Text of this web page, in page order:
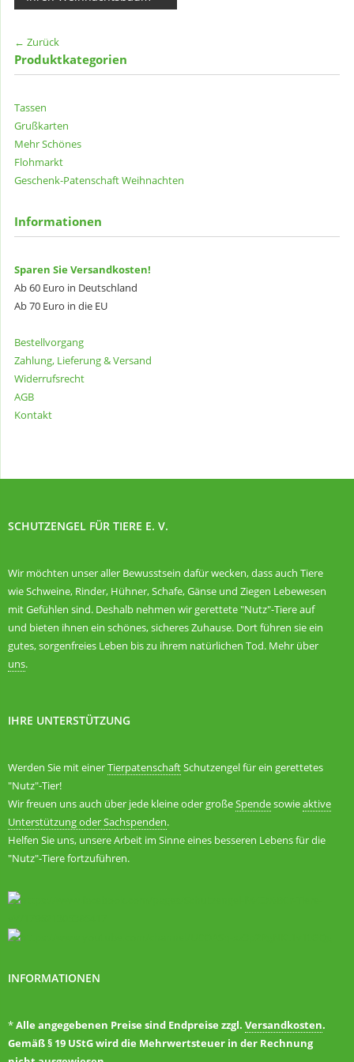
← Zurück
Produktkategorien
Tassen
Grußkarten
Mehr Schönes
Flohmarkt
Geschenk-PatenschaftWeihnachten
Informationen
Sparen Sie Versandkosten!
Ab 60 Euro in Deutschland
Ab 70 Euro in die EU
Bestellvorgang
Zahlung, Lieferung & Versand
Widerrufsrecht
AGB
Kontakt
SCHUTZENGEL FÜR TIERE E. V.
Wir möchten unser aller Bewusstsein dafür wecken, dass auch Tiere
wie Schweine, Rinder, Hühner, Schafe, Gänse und Ziegen Lebewesen
mit Gefühlen sind. Deshalb nehmen wir gerettete "Nutz"-Tiere auf
und bieten ihnen ein schönes, sicheres Zuhause. Dort führen sie ein
gutes, sorgenfreies Leben bis zu ihrem natürlichen Tod. Mehr über
uns.
IHRE UNTERSTÜTZUNG
Werden Sie mit einerTierpatenschaftSchutzengel für ein gerettetes
"Nutz"-Tier!
Wir freuen uns auch über jede kleine oder großeSpendesowieaktive
Unterstützung oder Sachspenden.
Helfen Sie uns, unsere Arbeit im Sinne eines besseren Lebens für die
"Nutz"-Tiere fortzuführen.
INFORMATIONEN
*Alle angegebenen Preise sind Endpreise zzgl. Versandkosten.
Gemäß § 19 UStG wird die Mehrwertsteuer in der Rechnung